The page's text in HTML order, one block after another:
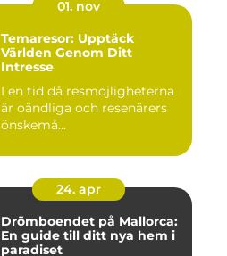
01. nov
Temaresor: Upptäck
Världen Genom Ditt
Intresse
I en tid då resmöjligheterna
är oändliga och resenärers
önskemå...
24. apr
Drömboendet på Mallorca:
En guide till ditt nya hem i
paradiset